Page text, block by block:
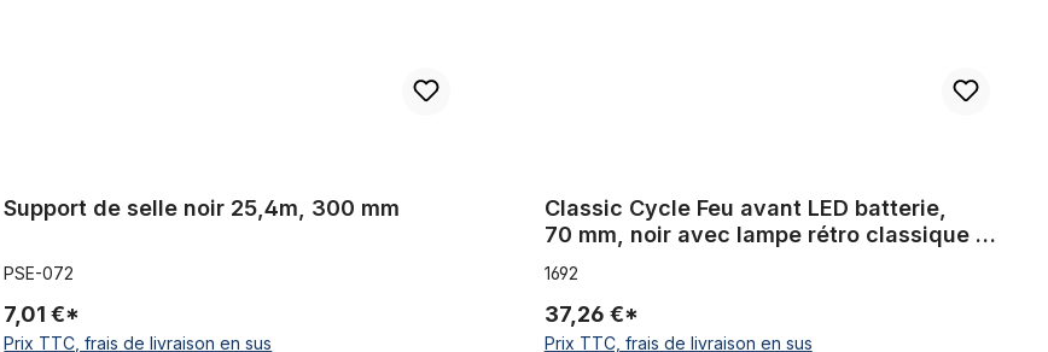
Support de selle noir 25,4m, 300 mm
PSE-072
7,01 €*
Prix TTC, frais de livraison en sus
Classic Cycle Feu avant LED batterie,
70 mm, noir avec lampe rétro classique de
qualité et visière
1692
37,26 €*
Prix TTC, frais de livraison en sus